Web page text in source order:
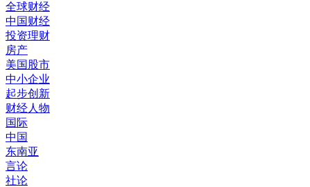
全球财经
中国财经
投资理财
房产
美国股市
中小企业
起步创新
财经人物
国际
中国
东南亚
言论
社论